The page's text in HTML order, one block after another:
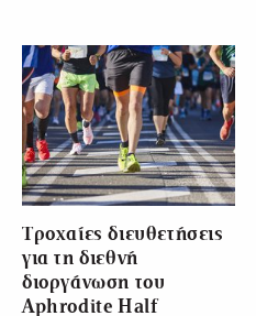
Τροχαίες διευθετήσεις
για τη διεθνή
διοργάνωση του
Aphrodite Half